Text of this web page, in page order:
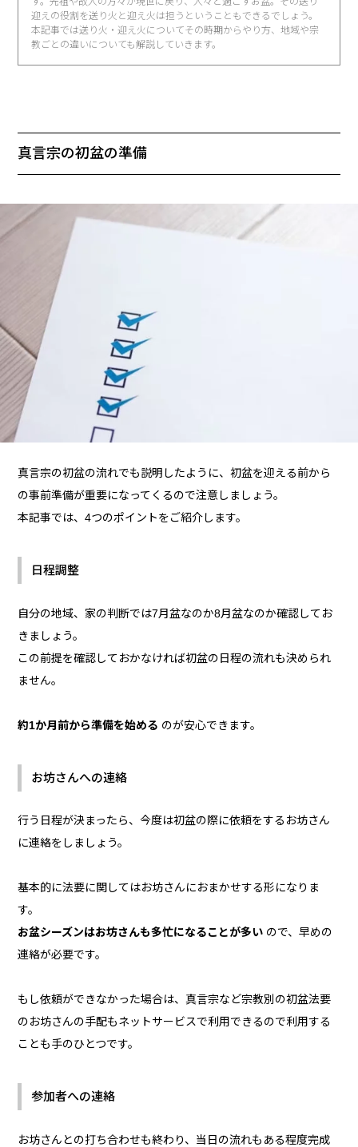
迎えの役割を送り火と迎え火は担うということもできるでしょう。
本記事では送り火・迎え火についてその時期からやり方、地域や宗
教ごとの違いについても解説していきます。
真言宗の初盆の準備
真言宗の初盆の流れでも説明したように、初盆を迎える前から
の事前準備が重要になってくるので注意しましょう。
本記事では、4つのポイントをご紹介します。
日程調整
自分の地域、家の判断では7月盆なのか8月盆なのか確認してお
きましょう。
この前提を確認しておかなければ初盆の日程の流れも決められ
ません。
約1か月前から準備を始める のが安心できます。
お坊さんへの連絡
行う日程が決まったら、今度は初盆の際に依頼をするお坊さん
に連絡をしましょう。
基本的に法要に関してはお坊さんにおまかせする形になりま
す。
お盆シーズンはお坊さんも多忙になることが多い ので、早めの
連絡が必要です。
もし依頼ができなかった場合は、真言宗など宗教別の初盆法要
のお坊さんの手配もネットサービスで利用できるので利用する
ことも手のひとつです。
参加者への連絡
お坊さんとの打ち合わせも終わり、当日の流れもある程度完成